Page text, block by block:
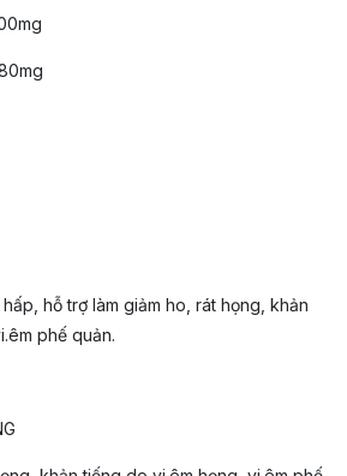
hỗ trợ làm giảm ho, rát họng, khản
phế quản.